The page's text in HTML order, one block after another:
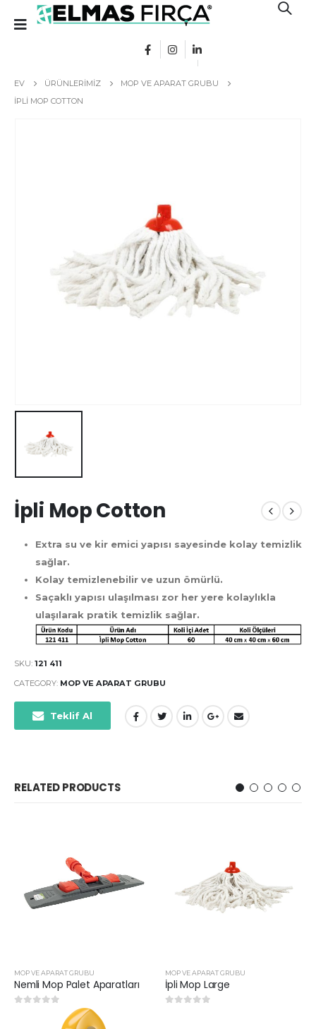
EV ÜRÜNLERIMIZ
MOP VE APARAT GRUBU
İPLI MOP COTTON
İpli Mop Cotton
Extra su ve kir emici yapısı sayesinde kolay temizlik
sağlar.
Kolay temizlenebilir ve uzun ömürlü.
Saçaklı yapısı ulaşılması zor her yere kolaylıkla
ulaşılarak pratik temizlik sağlar.
SKU: 121 411
CATEGORY: MOP VE APARAT GRUBU
Teklif Al
RELATED PRODUCTS
MOP VE APARAT GRUBU
Nemli Mop Palet Aparatları
MOP VE APARAT GRUBU
İpli Mop Large